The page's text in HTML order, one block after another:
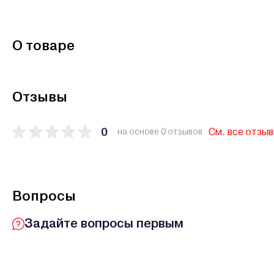
О товаре
Отзывы
0 на основе 0 отзывов См. все
Вопросы
Задайте вопросы первым